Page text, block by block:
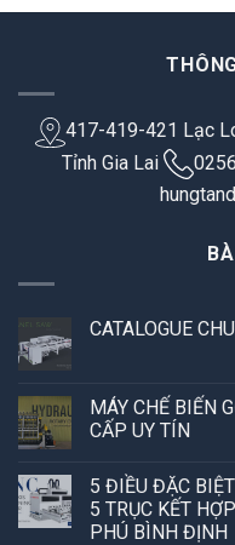
417-419-421 Lạc
Tỉnh Gia Lai
CATALOGUE
MÁY CHẾ BIẾN
CẤP UY TÍN
5 ĐIỀU ĐẶC
5 TRỤC KẾT
PHÚ BÌNH ĐỊNH